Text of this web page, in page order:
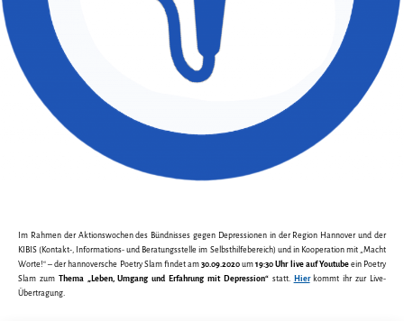
Im Rahmen der Aktionswochen des Bündnisses gegen Depressionen in der Region Hannover und der
KIBIS (Kontakt-, Informations- und Beratungsstelle im Selbsthilfebereich) und in Kooperation mit „Macht
Worte!“ – der hannoversche Poetry Slam findet am 30.09.2020 um19:30 Uhr live auf Youtubeein Poetry
Slam zum Thema „Leben, Umgang und Erfahrung mit Depression“statt. Hierkommt ihr zur Live-
Übertragung.